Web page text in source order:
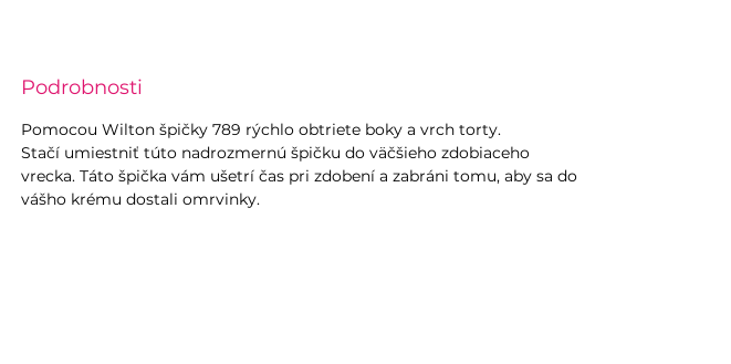
Podrobnosti
Pomocou Wilton špičky 789 rýchlo obtriete boky a vrch torty.
Stačí umiestniť túto nadrozmernú špičku do väčšieho zdobiaceho
vrecka. Táto špička vám ušetrí čas pri zdobení a zabráni tomu, aby sa do
vášho krému dostali omrvinky.